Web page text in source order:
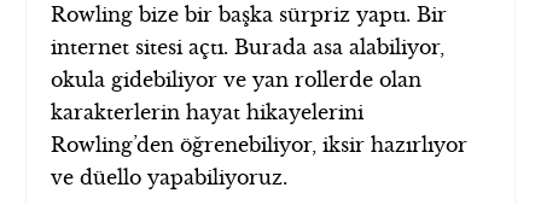
Rowling bize bir başka sürpriz yaptı. Bir
internet sitesi açtı. Burada asa alabiliyor,
okula gidebiliyor ve yan rollerde olan
karakterlerin hayat hikayelerini
Rowling’den öğrenebiliyor, iksir hazırlıyor
ve düello yapabiliyoruz.